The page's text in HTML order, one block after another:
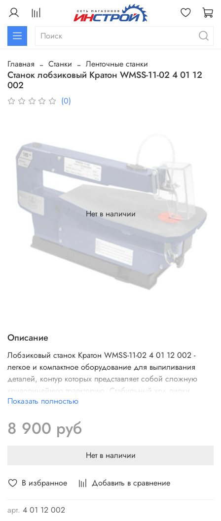
Главная Станки Ленточные станки
Станок лобзиковый Кратон WMSS-11-02 4 01 12
002
(0)
В избранное Добавить в сравнение
арт. 4 01 12 002
Нет в наличии
Описание
Лобзиковый станок Кратон WMSS-11-02 4 01 12 002 -
легкое и компактное оборудование для выпиливания
деталей, контур которых представляет собой сложную
криволинейную траекторию. Стабильный ход пилки
способствует высокому качеству реза. Модель
потреблением энергии, что позволяет использовать ее в
небольшой мастерской или дома.
Показать полностью
8 900 руб
Нет в наличии